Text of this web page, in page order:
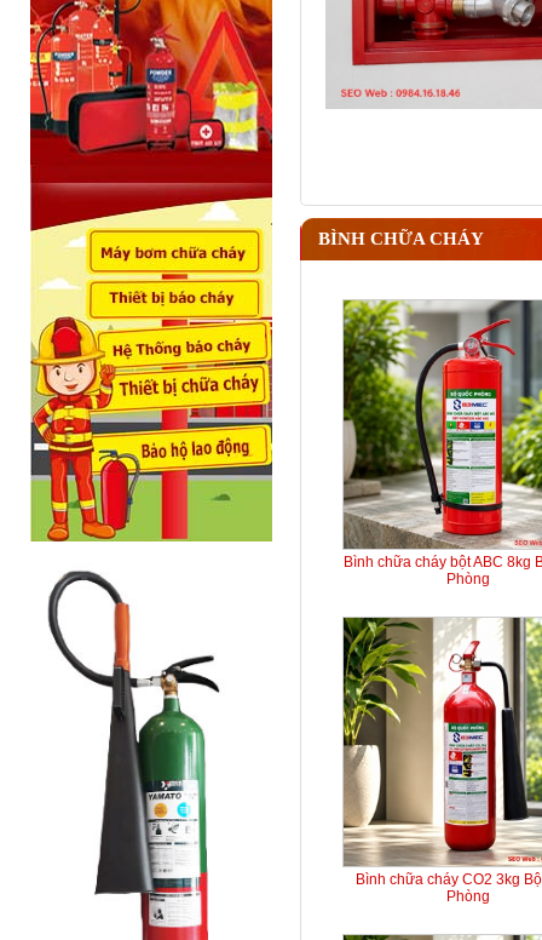
BÌNH CHỮA CHÁY
Bình chữa cháy bột ABC 8kg
Phòng
Bình chữa cháy CO2 3kg
Phòng